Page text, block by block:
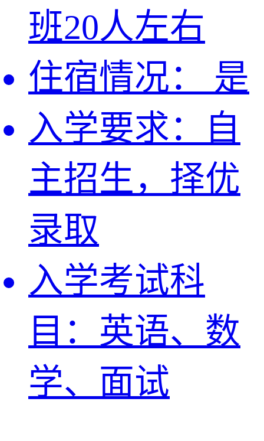
班20人左右
住宿情况：
是
入学要求：
自
主招生，择优
录取
入学考试科
目： 英语、数
学、面试